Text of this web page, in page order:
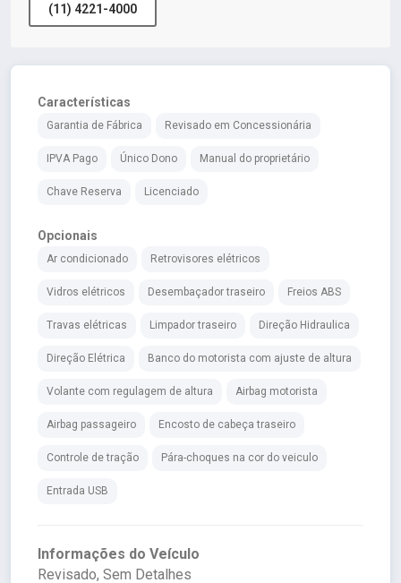
(11) 4221-4000
Características
Garantia de Fábrica Revisado em Concessionária
IPVA Pago Único Dono Manual do proprietário
Chave Reserva Licenciado
Opcionais
Ar condicionado Retrovisores elétricos
Vidros elétricos Desembaçador traseiro Freios ABS
Travas elétricas Limpador traseiro Direção Hidraulica
Direção Elétrica Banco do motorista com ajuste de altura
Volante com regulagem de altura Airbag motorista
Airbag passageiro Encosto de cabeça traseiro
Controle de tração Pára-choques na cor do veiculo
Entrada USB
Informações do Veículo
Revisado, Sem Detalhes